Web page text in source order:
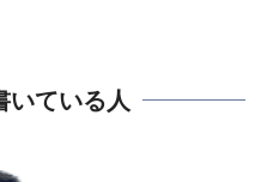
いている人